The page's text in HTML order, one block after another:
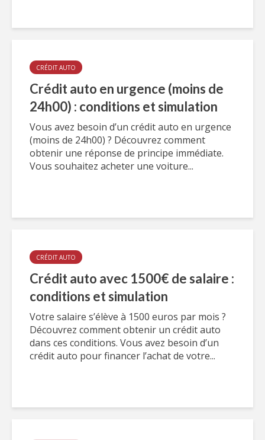
CRÉDIT AUTO
Crédit auto en urgence (moins de
24h00) : conditions et simulation
Vous avez besoin d’un crédit auto en urgence
(moins de 24h00) ? Découvrez comment
obtenir une réponse de principe immédiate.
Vous souhaitez acheter une voiture...
CRÉDIT AUTO
Crédit auto avec 1500€ de salaire :
conditions et simulation
Votre salaire s’élève à 1500 euros par mois ?
Découvrez comment obtenir un crédit auto
dans ces conditions. Vous avez besoin d’un
crédit auto pour financer l’achat de votre...